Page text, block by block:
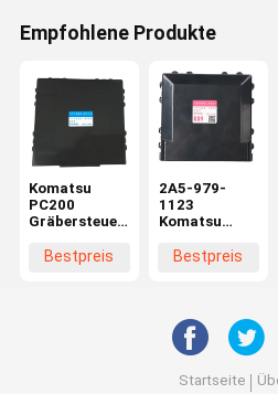
Empfohlene Produkte
Komatsu
PC200
Gräbersteuerung
3180 20Y-
Bestpreis
2A5-979-
1123
Komatsu
Steuerungsanlage
Bestpreis
Startseite